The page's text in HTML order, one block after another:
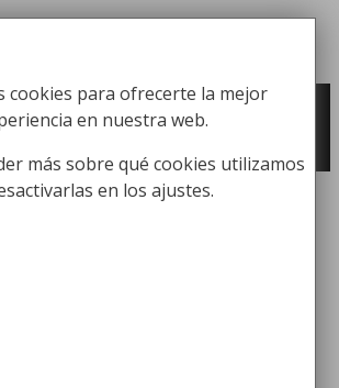
Fabricación y comercialización de
equipamiento para la higiene industrial
Búsqueda de productos
en L
cookies para ofrecerte la mejor
en nuestra web.
más sobre qué cookies utilizamos
en los ajustes.